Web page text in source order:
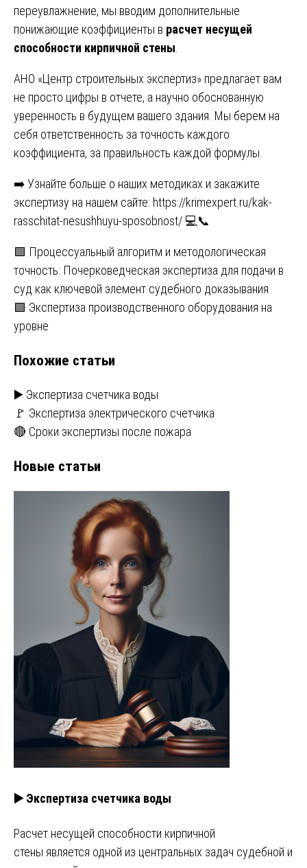
переувлажнение, мы вводим дополнительные
понижающие коэффициенты в расчет несущей
способности кирпичной стены
АНО «Центр строительных экспертиз» предлагает вам
не просто цифры в отчете, а научно обоснованную
уверенность в будущем вашего здания. Мы берем на
себя ответственность за точность каждого
коэффициента, за правильность каждой формулы.
➡️ Узнайте больше о наших методиках и закажите
экспертизу на нашем сайте: https://krimexpert.ru/kak-
rasschitat-nesushhuyu-sposobnost/ 💻📞
Навигация
по
записям
🟩 Процессуальный алгоритм и методологическая
точность: Почерковедческая экспертиза для подачи в
суд как ключевой элемент судебного доказывания
🟩 Экспертиза производственного оборудования на
уровне
Похожие статьи
▶️ Экспертиза счетчика воды
🚩 Экспертиза электрического счетчика
🔴 Сроки экспертизы после пожара
Новые статьи
▶️ Экспертиза счетчика воды
Расчет несущей способности кирпичной
стены является одной из центральных задач судебной и